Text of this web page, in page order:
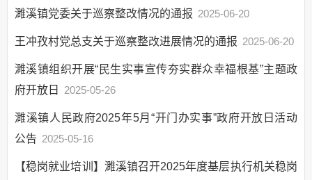
公共法律服务
就业创业
食品药品监管
基本医疗卫生
监督检查
濉溪镇党委关于巡察整改情况的通报 2025-06-20
王冲孜村党总支关于巡察整改进展情况的通报 2025-06-20
濉溪镇组织开展“民生实事宣传夯实群众幸福根基”主题政
府开放日
2025-05-26
濉溪镇人民政府2025年5月“开门办实事”政府开放日活动
公告 2025-05-16
【稳岗就业培训】濉溪镇召开2025年度基层执行机关稳岗